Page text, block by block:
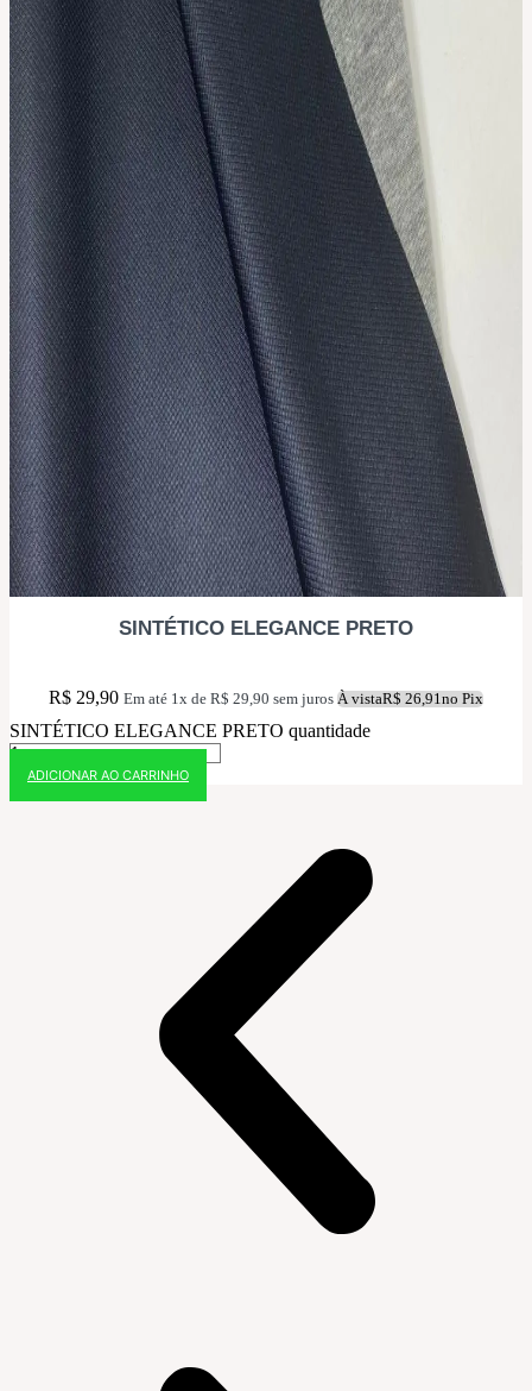
SINTÉTICO ELEGANCE PRETO
R$ 29,90 Em até 1x de R$ 29,90 sem juros À vistaR$ 26,91no Pix
SINTÉTICO ELEGANCE PRETO quantidade
ADICIONAR AO CARRINHO